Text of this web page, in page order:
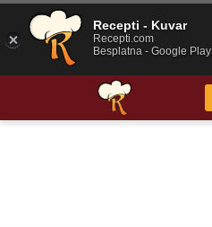
Recepti - Kuvar
Recepti.com
Besplatna - Google Play